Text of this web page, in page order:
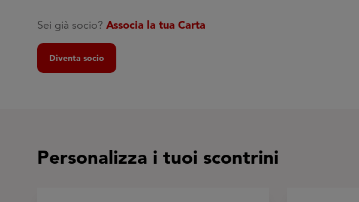
Sei già socio? Associa la tua Carta
Diventa socio
Personalizza i tuoi scontrini